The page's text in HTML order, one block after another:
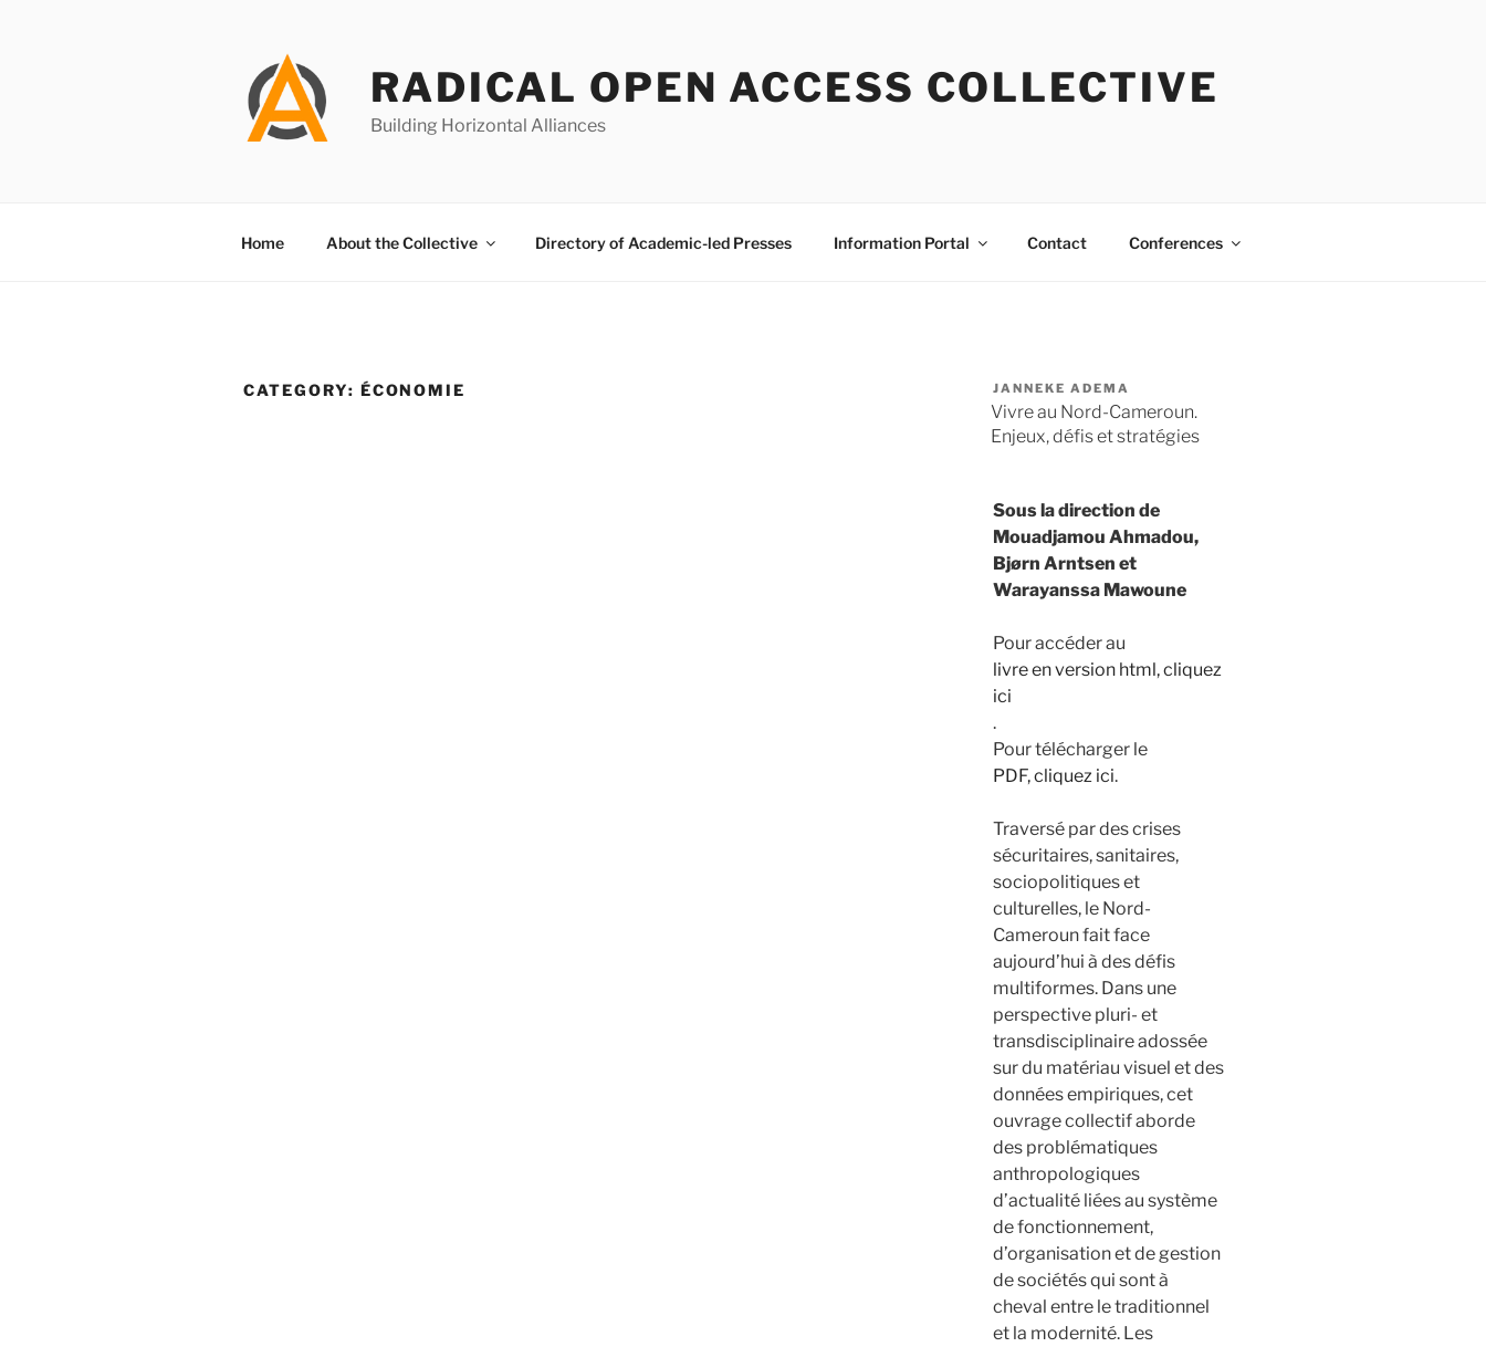
RADICAL OPEN ACCESS COLLECTIVE
Building Horizontal Alliances
Home About the Collective Directory of Academic-led Presses Information Portal Contact Conferences
CATEGORY: ÉCONOMIE JANNEKE ADEMA
Vivre au Nord-Cameroun.
Enjeux, défis et stratégies
Sous la direction de
Mouadjamou Ahmadou,
Bjørn Arntsen et
Warayanssa Mawoune
Pour accéder au
livre en version html, cliquez
ici
.
Pour télécharger le
PDF, cliquez ici.
Traversé par des crises
sécuritaires, sanitaires,
sociopolitiques et
culturelles, le Nord-
Cameroun fait face
aujourd’hui à des défis
multiformes. Dans une
perspective pluri- et
transdisciplinaire adossée
sur du matériau visuel et des
données empiriques, cet
ouvrage collectif aborde
des problématiques
anthropologiques
d’actualité liées au système
de fonctionnement,
d’organisation et de gestion
de sociétés qui sont à
cheval entre le traditionnel
et la modernité. Les